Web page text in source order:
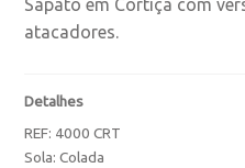
Sapato em Cortiça com
atacadores.
Detalhes
REF: 4000 CRT
Sola: Colada